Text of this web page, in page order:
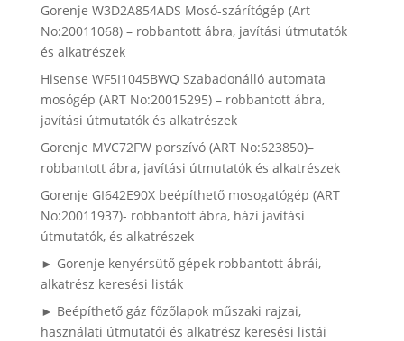
Gorenje W3D2A854ADS Mosó-szárítógép (Art
No:20011068) – robbantott ábra, javítási útmutatók
és alkatrészek
Hisense WF5I1045BWQ Szabadonálló automata
mosógép (ART No:20015295) – robbantott ábra,
javítási útmutatók és alkatrészek
Gorenje MVC72FW porszívó (ART No:623850)–
robbantott ábra, javítási útmutatók és alkatrészek
Gorenje GI642E90X beépíthető mosogatógép (ART
No:20011937)- robbantott ábra, házi javítási
útmutatók, és alkatrészek
► Gorenje kenyérsütő gépek robbantott ábrái,
alkatrész keresési listák
► Beépíthető gáz főzőlapok műszaki rajzai,
használati útmutatói és alkatrész keresési listái